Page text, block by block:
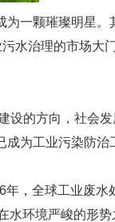
一颗璀璨明星。
水治理的市场大
设的方向，社会
为工业污染防治
，全球工业废水
水环境严峻的形